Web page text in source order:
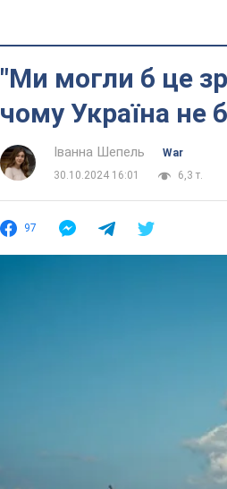
"Ми могли б це
чому Україна не
Іванна Шепель
War
30.10.2024 16:01
6,3 т.
97